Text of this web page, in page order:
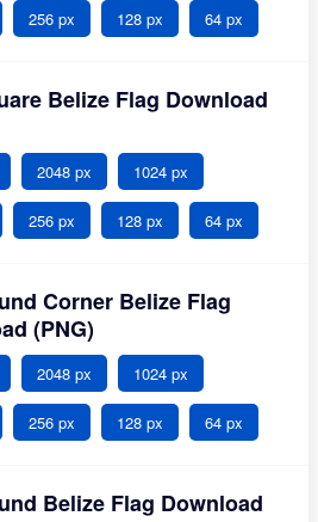
256 px 128 px 64 px
Belize Flag Download
2048 px 1024 px
256 px 128 px 64 px
Corner Belize Flag
(PNG)
2048 px 1024 px
256 px 128 px 64 px
Belize Flag Download